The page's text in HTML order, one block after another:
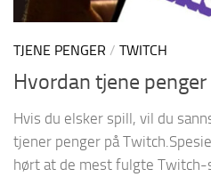
TJENE PENGER / TWITCH
Hvordan tjene
Hvis du elsker spill, vil du
tjener penger på
hørt at de mest fulgte